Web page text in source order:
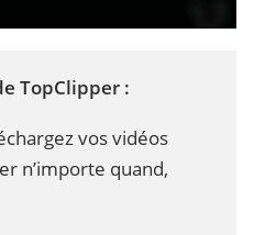
TopClipper :
vos vidéos
n’importe quand,